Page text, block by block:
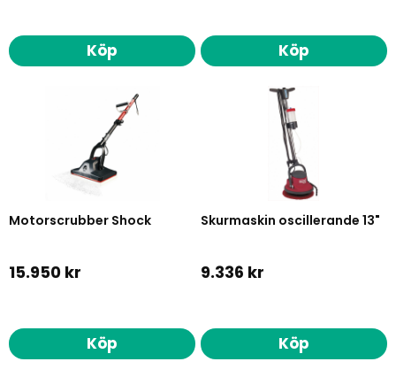
Köp Köp
Motorscrubber Shock
15.950 kr
Köp
Skurmaskin oscillerande 13"
9.336 kr
Köp